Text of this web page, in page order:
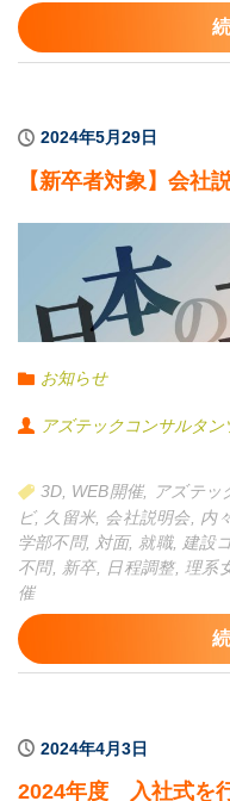
2024年5月29日
【新卒者対象】会社
お知らせ
アズテックコンサルタン
3D, WEB開催, アズテッ
ビ, 久留米, 会社説明会, 内
学部不問, 対面, 就職, 建設
不問, 新卒, 日程調整,理系
催
2024年4月3日
2024年度 入社式を